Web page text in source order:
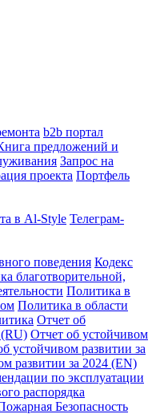
b2b портал
предложений и
Запрос на
проекта Портфель
в Al-Style Телеграм-
поведения Кодекс
благотворительной,
Политика в
Политика в области
Отчет об
(RU) Отчет об устойчивом
устойчивом развитии за
развитии за 2024 (EN)
по эксплуатации
распорядка
Безопасность